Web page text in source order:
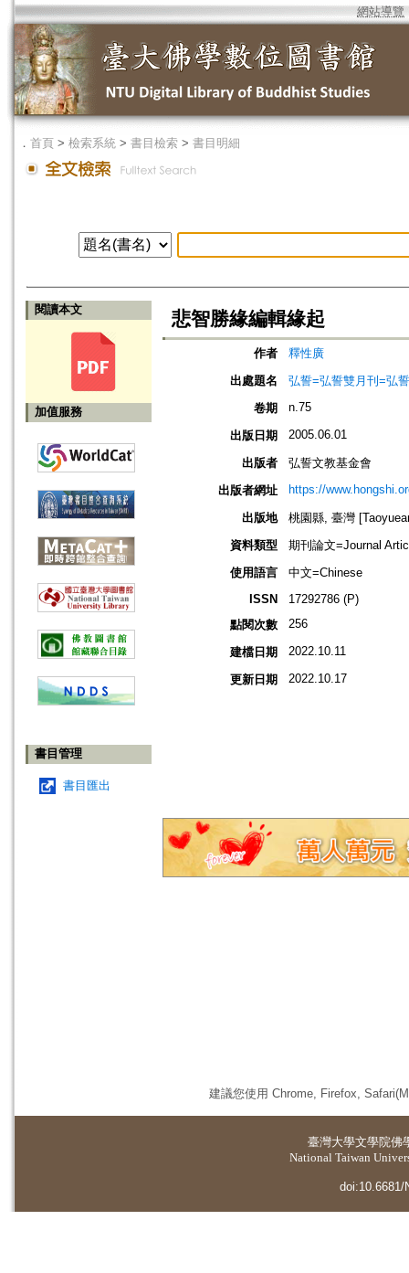
網站導覽
． 首頁 > 檢索系統 > 書目檢索 > 書目明細
閱讀本文
加值服務
書目管理
書目匯出
悲智勝緣編輯緣起
作者
釋性廣
出處題名
弘誓=弘誓雙月刊=弘
卷期
n.75
出版日期 2005.06.01
出版者
弘誓文教基金會
出版者網址
https://
出版地
桃園縣, 臺灣
資料類型
期刊論文=Journal
使用語言
中文=Chinese
ISSN
17292786 (P)
點閱次數
256
建檔日期 2022.10.11
更新日期 2022.10.17
建議您使用 Chrome, Firefox,
臺灣大學文學院佛
National Taiwan
doi:10.6681/